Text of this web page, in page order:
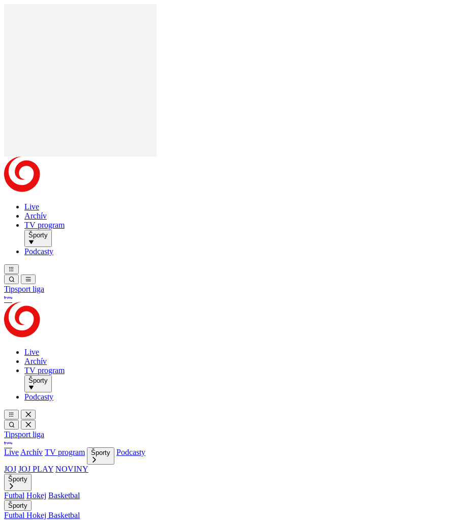
Live
Archív
TV program
Športy
Podcasty
Tipsport liga
Live
Archív
TV program
Športy
Podcasty
Tipsport liga
Live Archív TV program Športy
Podcasty
JOJ JOJ PLAY NOVINY
Športy
Futbal Hokej Basketbal
Športy
Futbal Hokej Basketbal